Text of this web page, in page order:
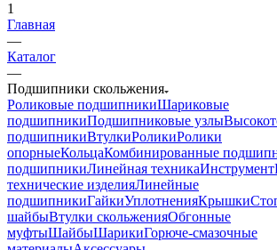
1
Главная
—
Каталог
—
Подшипники скольжения
Роликовые подшипникиШариковые
подшипникиПодшипниковые узлы
подшипникиВтулкиРоликиРолики
опорныеКольцаКомбинированные
подшипникиЛинейная техникаИнструмент
технические изделияЛинейные
подшипникиГайкиУплотненияКрышки
шайбыВтулки скольженияОбгонные
муфтыШайбыШарикиГорюче-смазочные